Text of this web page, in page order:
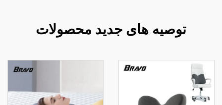
توصیه های جدید محصولات